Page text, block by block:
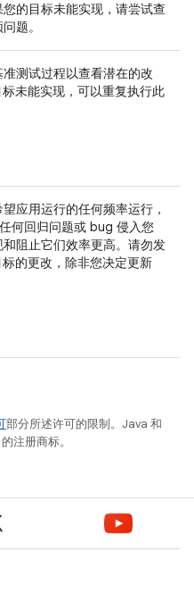
的目标未能实现，请尝试查
题。
测试过程以查看潜在的改
未能实现，可以重复执行此
应用运行的任何频率运行，
何回归问题或 bug 侵入您
阻止它们效率更高。请勿发
的更改，除非您决定更新
部分所述许可的限制。Java 和
注册商标。